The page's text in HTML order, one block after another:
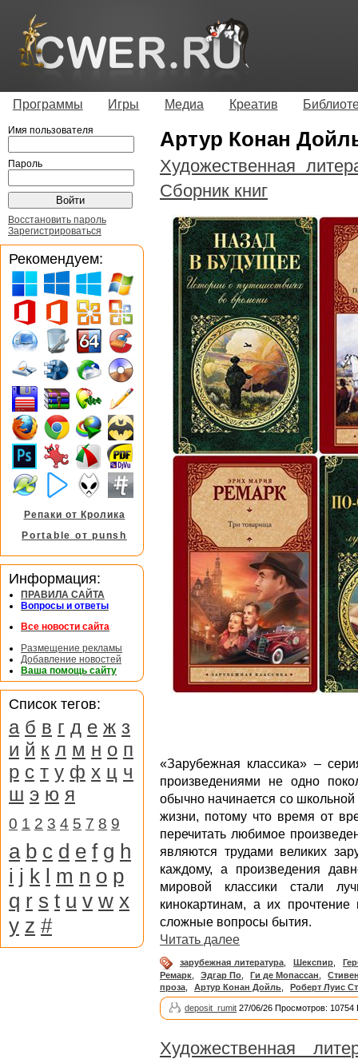
Программы Игры Медиа Креатив
Артур Конан
Художественная
Сборник книг
«Зарубежная классика» –
произведениями не одно
обычно начинается со
жизни, потому что время от
перечитать любимое
являются трудами великих
каждому, а произведения
мировой классики стали
кинокартинам, а их
сложные вопросы бытия.
Читать далее
зарубежная литература Шекспир
Ремарк
Эдгар По Ги де Мопассан
проза
Артур Конан Дойль Роберт Луис
deposit_rumit 27/06/26 Просмотров: 10754
Художественная
Имя пользователя
Пароль
Восстановить пароль
Зарегистрироваться
Рекомендуем:
Репаки от Кролика
Portable от punsh
Информация:
ПРАВИЛА САЙТА
Вопросы и ответы
Все новости сайта
Размещение рекламы
Добавление новостей
Ваша помощь сайту
Список тегов:
а б в г д е ж з
и й к л м н о п
р с т у ф х ц ч
ш э ю я
0 1 2 3 4 5 7 8 9
a b c d e f g h
i j k l m n o p
q r s t u v w x
y z #